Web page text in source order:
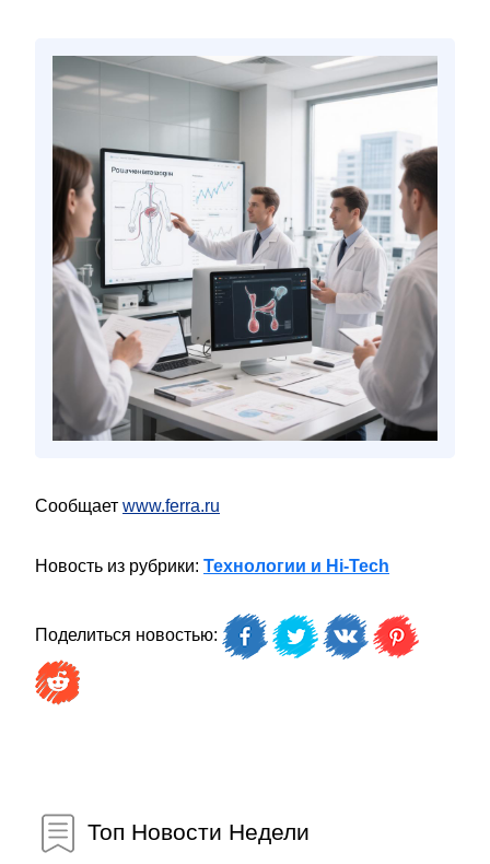
Сообщает www.ferra.ru
Новость из рубрики: Технологии и Hi-Tech
Поделиться новостью:
Топ Новости Недели